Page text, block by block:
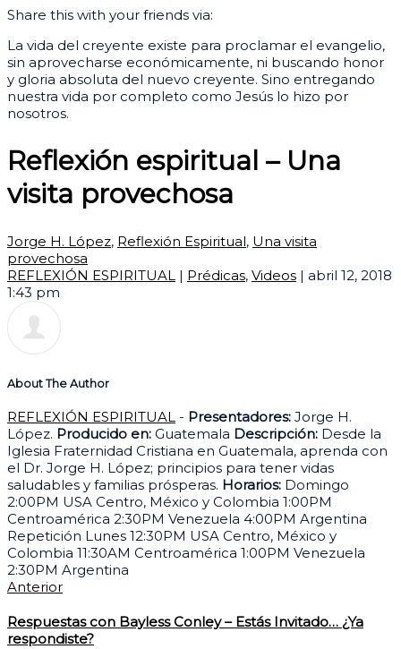
Share this with your friends via:
La vida del creyente existe para proclamar el evangelio,
sin aprovecharse económicamente, ni buscando honor
y gloria absoluta del nuevo creyente. Sino entregando
nuestra vida por completo como Jesús lo hizo por
nosotros.
Reflexión espiritual – Una
visita provechosa
Jorge H. López, Reflexión Espiritual, Una visita
provechosa
REFLEXIÓN ESPIRITUAL | Prédicas, Videos | abril 12, 2018
1:43 pm
About The Author
REFLEXIÓN ESPIRITUAL - Presentadores: Jorge H.
López. Producido en: Guatemala Descripción: Desde la
Iglesia Fraternidad Cristiana en Guatemala, aprenda con
el Dr. Jorge H. López; principios para tener vidas
saludables y familias prósperas. Horarios: Domingo
2:00PM USA Centro, México y Colombia 1:00PM
Centroamérica 2:30PM Venezuela 4:00PM Argentina
Repetición Lunes 12:30PM USA Centro, México y
Colombia 11:30AM Centroamérica 1:00PM Venezuela
2:30PM Argentina
Anterior
Respuestas con Bayless Conley – Estás Invitado… ¿Ya
respondiste?